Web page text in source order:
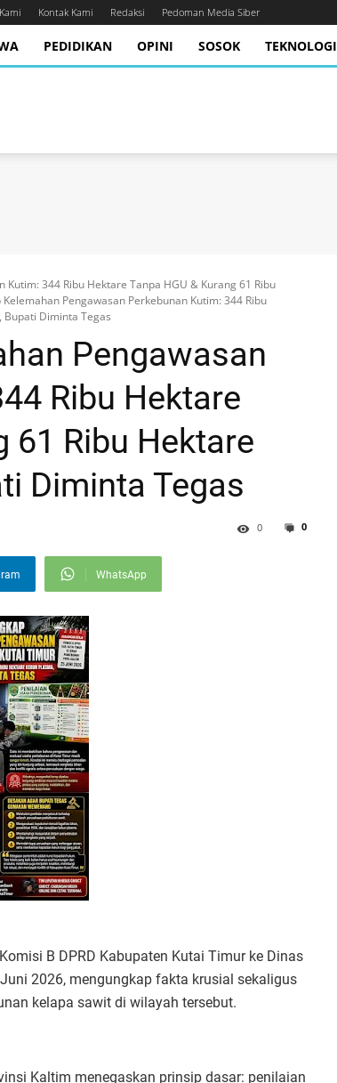
Kontak Kami Redaksi Pedoman Media Siber
PEDIDIKAN OPINI SOSOK TEKNOLOGI
344 Ribu Hektare Tanpa HGU & Kurang 61 Ribu
Pengawasan Perkebunan Kutim: 344 Ribu
Bupati Diminta Tegas
Pengawasan
Ribu Hektare
61 Ribu Hektare
Diminta Tegas
0
0
WhatsApp
B DPRD Kabupaten Kutai Timur ke Dinas
2026, mengungkap fakta krusial sekaligus
kelapa sawit di wilayah tersebut.
Kaltim menegaskan prinsip dasar: penilaian